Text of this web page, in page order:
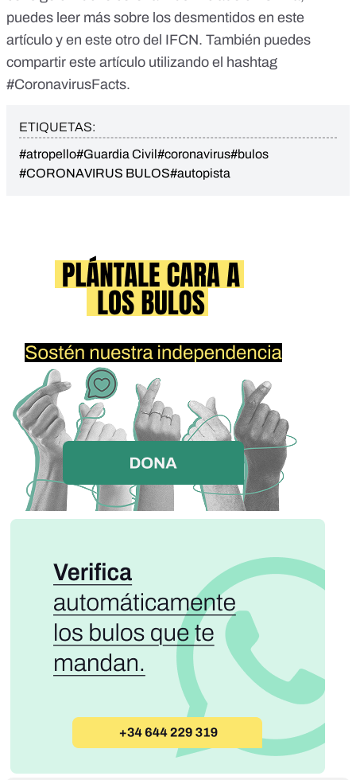
puedes leer más sobre los desmentidos en este
artículo y en este otro del IFCN. También puedes
compartir este artículo utilizando el hashtag
#CoronavirusFacts.
ETIQUETAS:
#atropello#Guardia Civil#coronavirus#bulos
#CORONAVIRUS BULOS#autopista